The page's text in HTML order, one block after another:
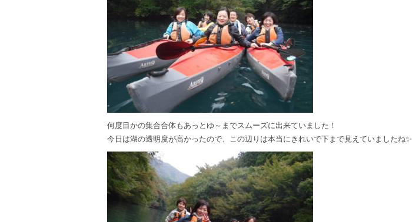
何度目かの集合合体もあっとゆ～までスムーズに出来ていました！
今日は湖の透明度が高かったので、この辺りは本当にきれいで下まで見えていましたね✨